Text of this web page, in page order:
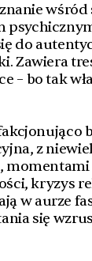
do
Zawiera
– bo tak
z
kryzys
w aurze
się